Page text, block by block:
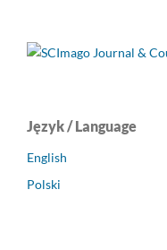
Język / Language
English
Polski